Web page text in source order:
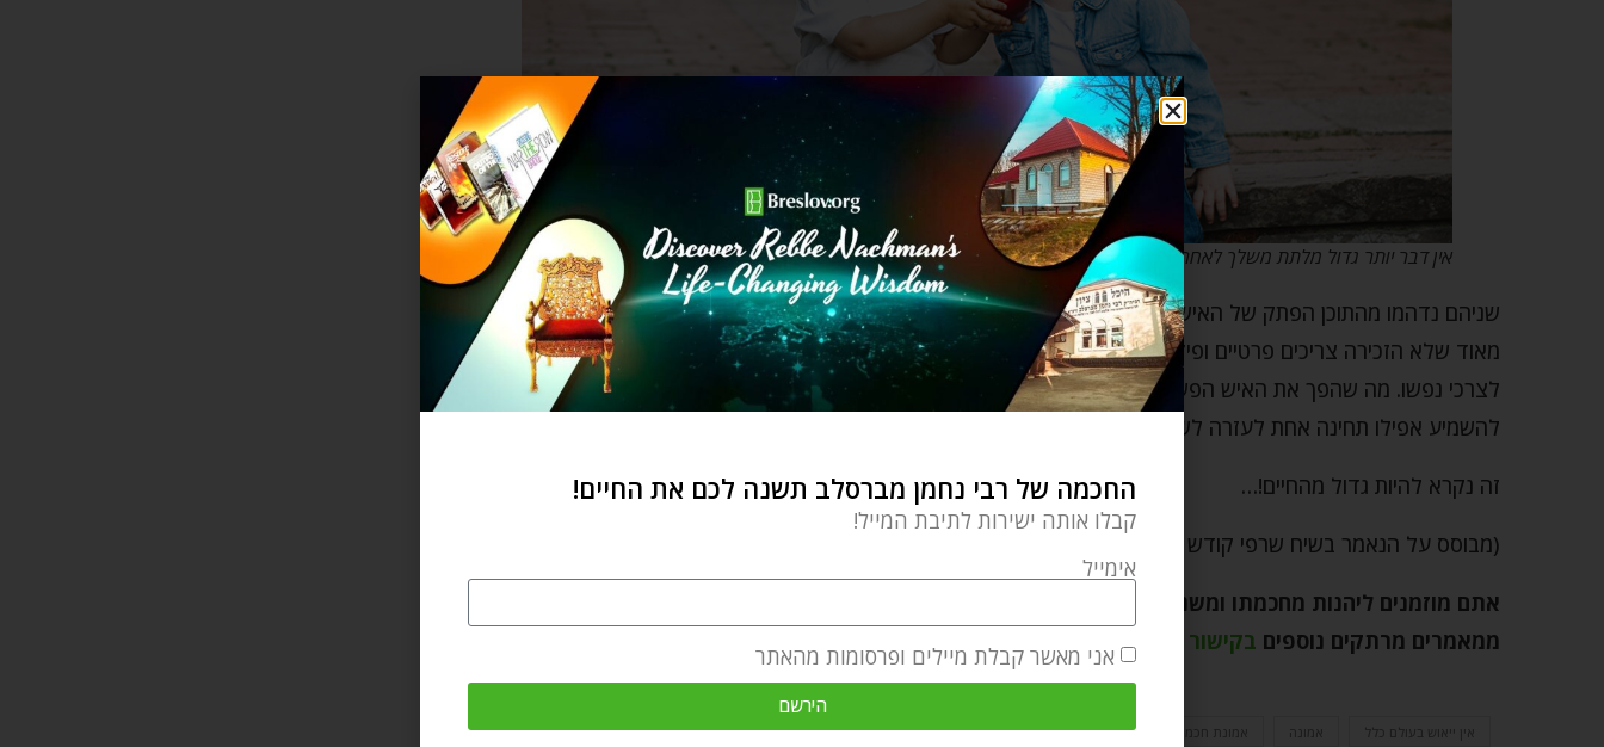
אין דבר יותר גדול מלתת משלך לאחרים!
שניהם נדהמו מהתוכן הפתק של האיש הבלתי מלומד הזה. זו הייתה העתירה הראשונה שהרבי קיבל מזה זמן רב
מאוד שלא הזכירה צריכים פרטיים ופיזיים של המבקש. הרבי והגבאי התפעלו מהדאגה הבלעדית של רבי הרשל
לצרכי נפשו. מה שהפך את האיש הפשוט הזה לענק רוח שרק ביקש עזרה מהרבי בהעצמת האמונה שלו, מבלי
להשמיע אפילו תחינה אחת לעזרה לשרוד את המחסור והסכנות של הזמן. הייתכן??
זה נקרא להיות גדול מהחיים!…
(מבוסס על הנאמר בשיח שרפי קודש ז, עמוד רל).
אתם מוזמנים ליהנות מחכמתו ומשנתו של רבי נחמן מברסלב ולהפוך אותה לחלק מכם
ממאמרים מרתקים נוספים בקישור הזה
אין ייאוש בעולם כלל אמונה אמונת חכמים אתגרי חיים בורא עולם גדול מהחיים הצלחה הרשל טפליקר
החכמה של רבי נחמן מברסלב תשנה לכם את החיים!
קבלו אותה ישירות לתיבת המייל!
אימייל
אני מאשר קבלת מיילים ופרסומות מהאתר
הירשם